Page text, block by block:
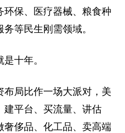
环保、医疗器械、粮食种
等民生刚需领域。
十年。
布局比作一场大派对，美
建平台、买流量、讲估
奢侈品、化工品、卖高端